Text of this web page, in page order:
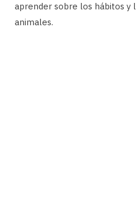
aprender sobre los hábitos y
animales.